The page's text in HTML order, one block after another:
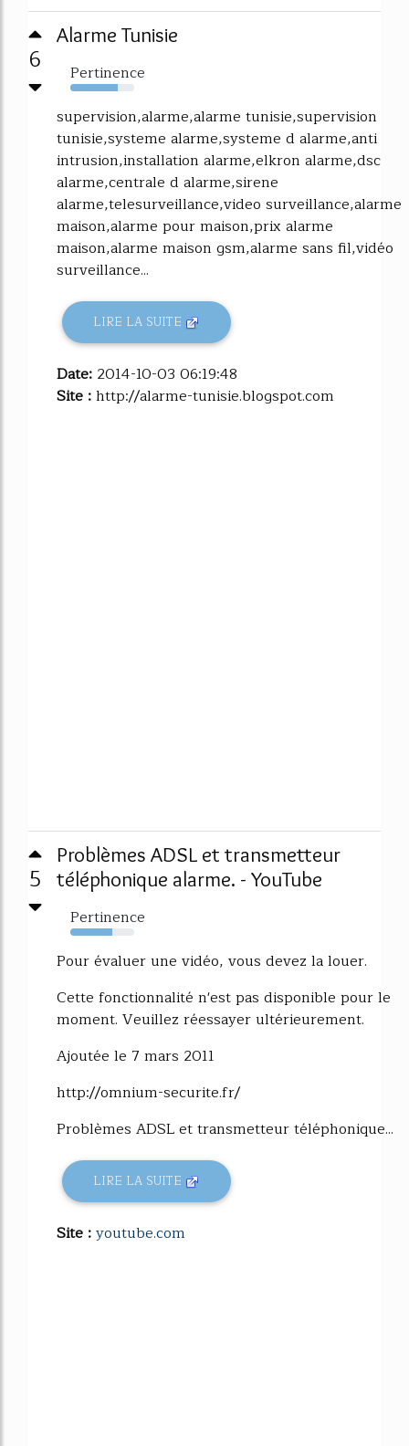
6
Alarme Tunisie
Pertinence
74%
supervision,alarme,alarme tunisie,supervision
tunisie,systeme alarme,systeme d alarme,anti
intrusion,installation alarme,elkron alarme,dsc
alarme,centrale d alarme,sirene
alarme,telesurveillance,video surveillance,alarme
maison,alarme pour maison,prix alarme
maison,alarme maison gsm,alarme sans fil,vidéo
surveillance...
LIRE LA SUITE
Date: 2014-10-03 06:19:48
Site :http://alarme-tunisie.blogspot.com
5
Problèmes ADSL et transmetteur
téléphonique alarme. - YouTube
Pertinence
65%
Pour évaluer une vidéo, vous devez la louer.
Cette fonctionnalité n'est pas disponible pour le
moment. Veuillez réessayer ultérieurement.
Ajoutée le 7 mars 2011
http://omnium-securite.fr/
Problèmes ADSL et transmetteur téléphonique...
LIRE LA SUITE
Site :youtube.com